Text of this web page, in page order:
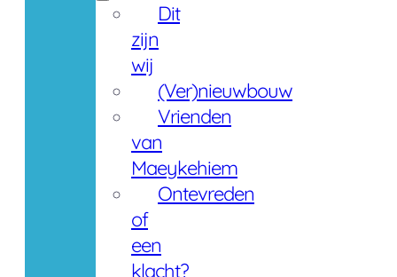
Dit
zijn
wij
(Ver)nieuwbouw
Vrienden
van
Maeykehiem
Ontevreden
of
een
klacht?